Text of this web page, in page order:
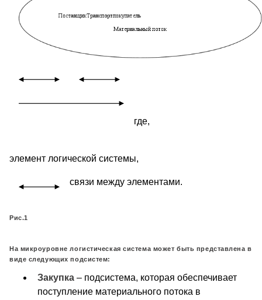
где,
элемент логической системы,
связи между элементами.
Рис.1
На микроуровне логистическая система может быть представлена в
виде следующих подсистем:
Закупка – подсистема, которая обеспечивает
поступление материального потока в